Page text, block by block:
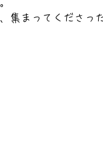
集まってくださっ